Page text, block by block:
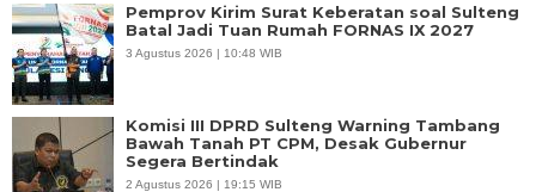
Pemprov Kirim Surat Keberatan soal Sulteng
Batal Jadi Tuan Rumah FORNAS IX 2027
3 Agustus 2026 | 10:48 WIB
Komisi III DPRD Sulteng Warning Tambang
Bawah Tanah PT CPM, Desak Gubernur
Segera Bertindak
2 Agustus 2026 | 19:15 WIB